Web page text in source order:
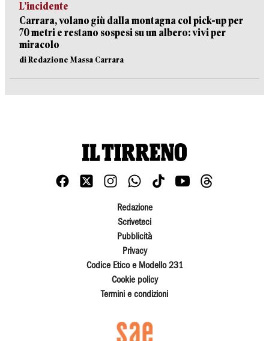
L’incidente
Carrara, volano giù dalla montagna col pick-up per
70 metri e restano sospesi su un albero: vivi per
miracolo
di Redazione Massa Carrara
Redazione
Scriveteci
Pubblicità
Privacy
Codice Etico e Modello 231
Cookie policy
Termini e condizioni